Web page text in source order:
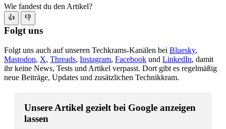
Wie fandest du den Artikel?
👍 👎
Folgt uns
Folgt uns auch auf unseren Techkrams-Kanälen bei Bluesky,
Mastodon, X, Threads, Instagram, Facebook und LinkedIn, damit
ihr keine News, Tests und Artikel verpasst. Dort gibt es regelmäßig
neue Beiträge, Updates und zusätzlichen Technikkram.
Unsere Artikel gezielt bei Google anzeigen
lassen